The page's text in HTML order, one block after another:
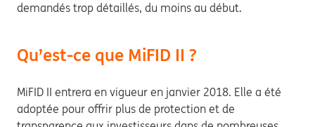
demandés trop détaillés, du moins au début.
Qu’est-ce que MiFID II ?
MiFID II entrera en vigueur en janvier 2018. Elle a été
adoptée pour offrir plus de protection et de